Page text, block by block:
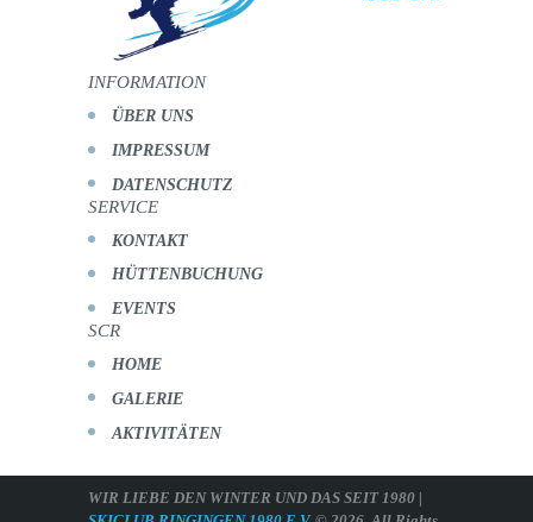
INFORMATION
ÜBER UNS
IMPRESSUM
DATENSCHUTZ
SERVICE
KONTAKT
HÜTTENBUCHUNG
EVENTS
SCR
HOME
GALERIE
AKTIVITÄTEN
WIR LIEBE DEN WINTER UND DAS SEIT 1980 |